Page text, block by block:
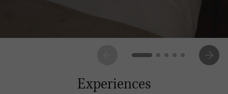
Experiences